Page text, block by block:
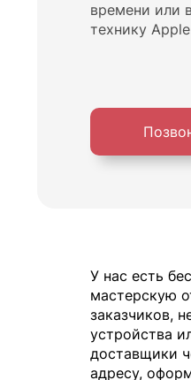
времени или
технику
У нас есть
мастерскую
заказчиков,
устройства
доставщики
адресу,